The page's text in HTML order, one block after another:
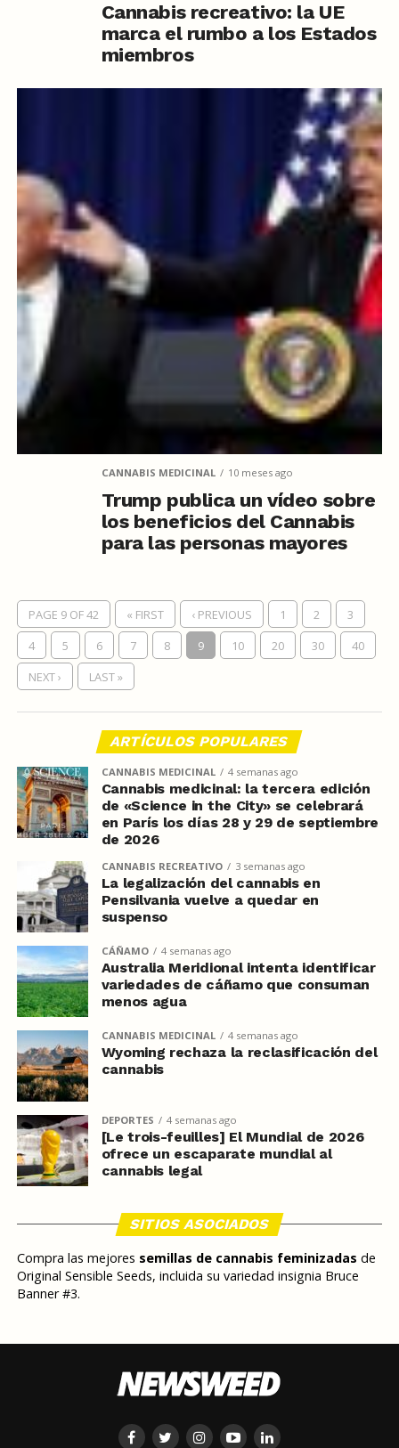
Cannabis recreativo: la UE
marca el rumbo a los Estados
miembros
CANNABIS MEDICINAL 10 meses ago
Trump publica un vídeo sobre
los beneficios del Cannabis
para las personas mayores
PAGE 9 OF 42 « FIRST ‹ PREVIOUS 1 2
3
4
5 6 7 8 9 10 20 30
40
NEXT ›
LAST »
ARTÍCULOS POPULARES
CANNABIS MEDICINAL 4 semanas ago
Cannabis medicinal: la tercera edición
de «Science in the City» se celebrará
en París los días 28 y 29 de septiembre
de 2026
CANNABIS RECREATIVO 3 semanas ago
La legalización del cannabis en
Pensilvania vuelve a quedar en
suspenso
CÁÑAMO 4 semanas ago
Australia Meridional intenta identificar
variedades de cáñamo que consuman
menos agua
CANNABIS MEDICINAL 4 semanas ago
Wyoming rechaza la reclasificación del
cannabis
DEPORTES 4 semanas ago
[Le trois-feuilles] El Mundial de 2026
ofrece un escaparate mundial al
cannabis legal
SITIOS ASOCIADOS
Compra las mejores semillas de cannabis feminizadas de
Original Sensible Seeds, incluida su variedad insignia Bruce
Banner #3.